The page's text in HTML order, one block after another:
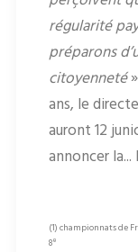
régularité
préparons
citoyenneté
ans, le
auront 12
annoncer
(1) championnats de
8e